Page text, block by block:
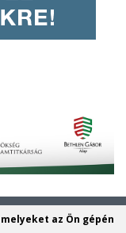
Veszprém
az Ön gépén